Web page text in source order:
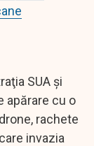
SUA şi
apărare cu o
rachete
invazia